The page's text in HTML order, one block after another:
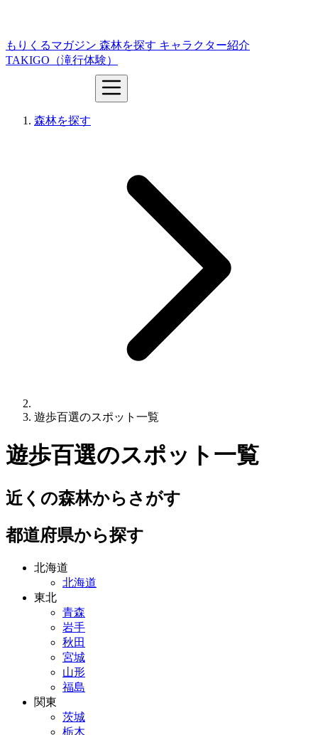
もりくるマガジン 森林を探す キャラクター紹介
TAKIGO（滝行体験）
森林を探す
遊歩百選のスポット一覧
遊歩百選のスポット一覧
近くの森林からさがす
都道府県から探す
北海道
北海道
東北
青森
岩手
秋田
宮城
山形
福島
関東
茨城
栃木